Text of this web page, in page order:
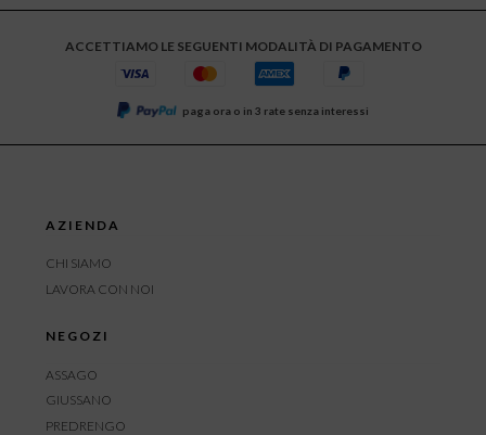
ACCETTIAMO LE SEGUENTI MODALITÀ DI PAGAMENTO
paga ora o in 3 rate senza interessi
AZIENDA
CHI SIAMO
LAVORA CON NOI
NEGOZI
ASSAGO
GIUSSANO
PREDRENGO